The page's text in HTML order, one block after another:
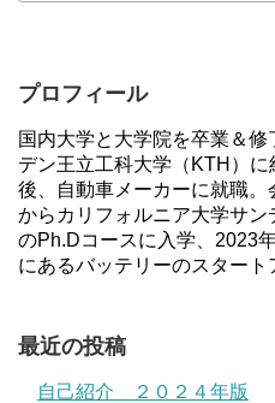
プロフィール
国内大学と大学院を卒業＆
デン王立工科大学（KTH）
後、自動車メーカーに就職
からカリフォルニア大学サ
のPh.Dコースに入学、2023
にあるバッテリーのスタート
最近の投稿
自己紹介 ２０２４年版